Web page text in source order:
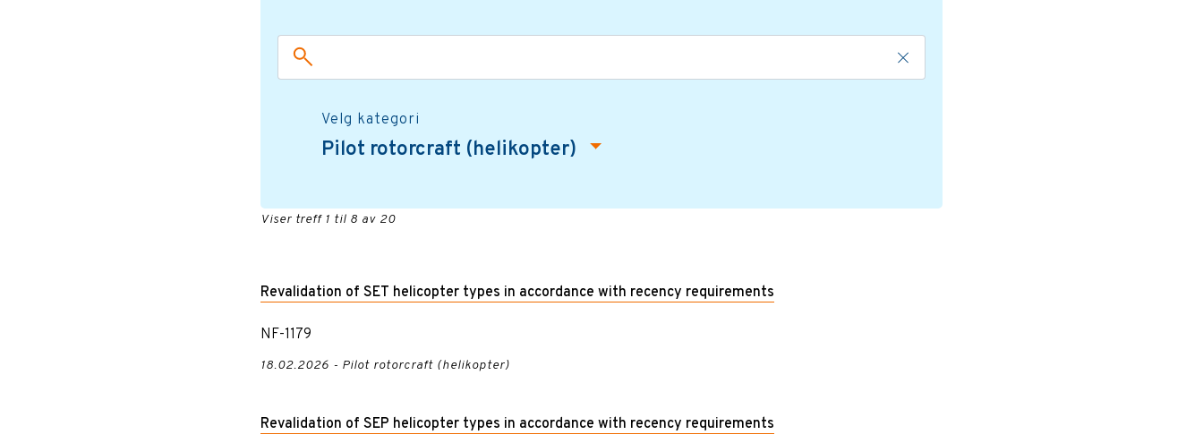
Velg kategori
Pilot rotorcraft (helikopter)
Viser treff 1 til 8 av 20
Revalidation of SET helicopter types in accordance with recency requirements
NF-1179
18.02.2026 - Pilot rotorcraft (helikopter)
Revalidation of SEP helicopter types in accordance with recency requirements